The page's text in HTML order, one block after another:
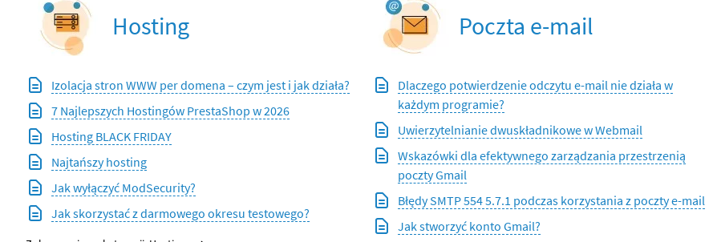
Hosting
Izolacja stron WWW per domena – czym jest i jak działa?
7 Najlepszych Hostingów PrestaShop w 2026
Hosting BLACK FRIDAY
Najtańszy hosting
Jak wyłączyć ModSecurity?
Jak skorzystać z darmowego okresu testowego?
Poczta e-mail
Dlaczego potwierdzenie odczytu e-mail nie działa w
każdym programie?
Uwierzytelnianie dwuskładnikowe w Webmail
Wskazówki dla efektywnego zarządzania przestrzenią
poczty Gmail
Błędy SMTP 554 5.7.1 podczas korzystania z poczty e-mail
Jak stworzyć konto Gmail?